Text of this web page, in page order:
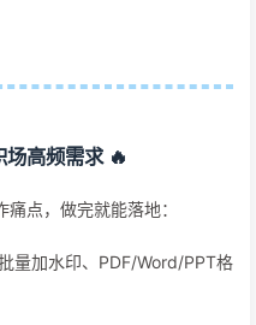
高频需求 🔥
点，做完就能落地：
量加水印、PDF/Word/PPT格